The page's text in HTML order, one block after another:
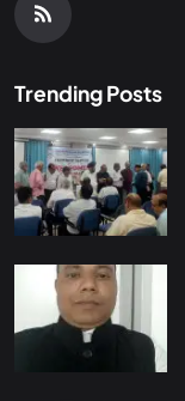
Trending Posts